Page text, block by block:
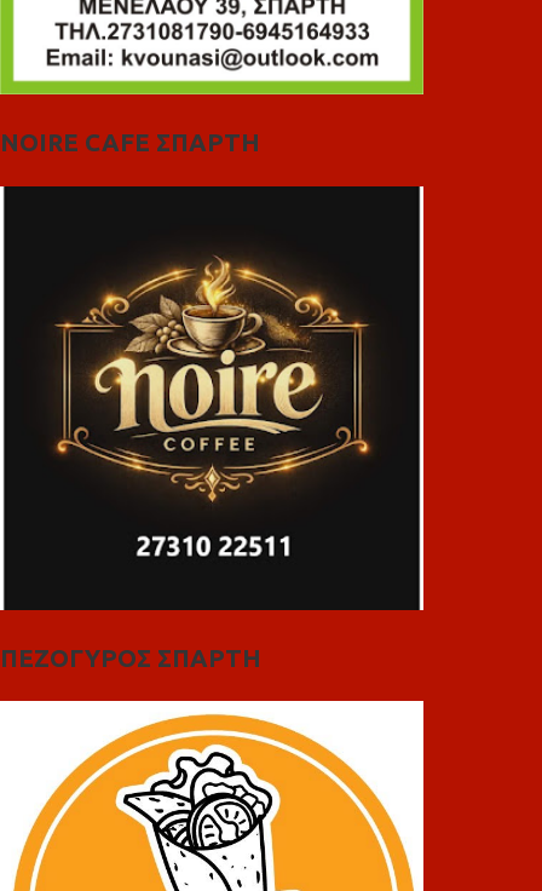
NOIRE CAFE ΣΠΑΡΤΗ
ΠΕΖΟΓΥΡΟΣ ΣΠΑΡΤΗ